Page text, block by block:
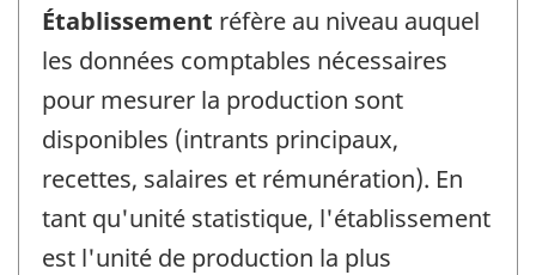
Établissement réfère au niveau auquel
les données comptables nécessaires
pour mesurer la production sont
disponibles (intrants principaux,
recettes, salaires et rémunération). En
tant qu'unité statistique, l'établissement
est l'unité de production la plus